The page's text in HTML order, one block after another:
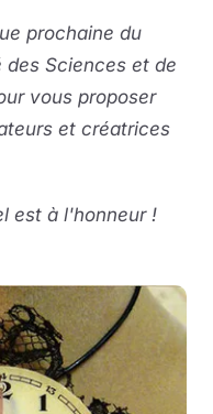
prochaine du
des Sciences et de
vous proposer
et créatrices
est à l'honneur !